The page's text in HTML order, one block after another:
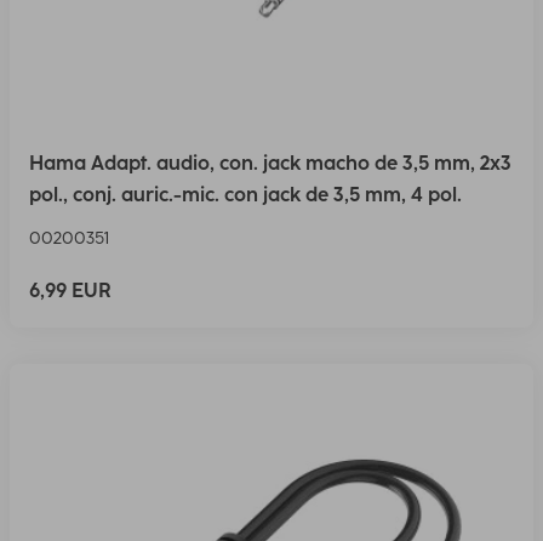
Hama Adapt. audio, con. jack macho de 3,5 mm, 2x3
pol., conj. auric.-mic. con jack de 3,5 mm, 4 pol.
00200351
6,99 EUR